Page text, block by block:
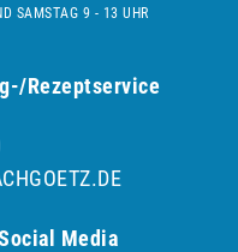
SAMSTAG 9 - 13 UHR
Rezeptservice
Media